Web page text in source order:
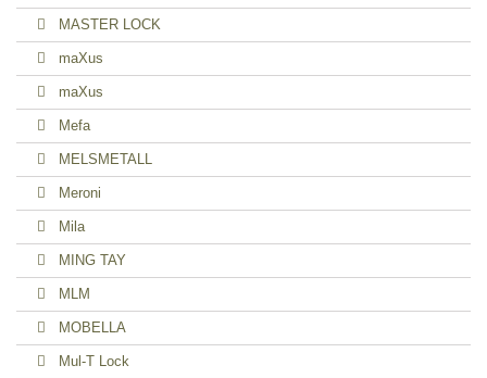
MASTER LOCK
maXus
maXus
Mefa
MELSMETALL
Meroni
Mila
MING TAY
MLM
MOBELLA
Mul-T Lock